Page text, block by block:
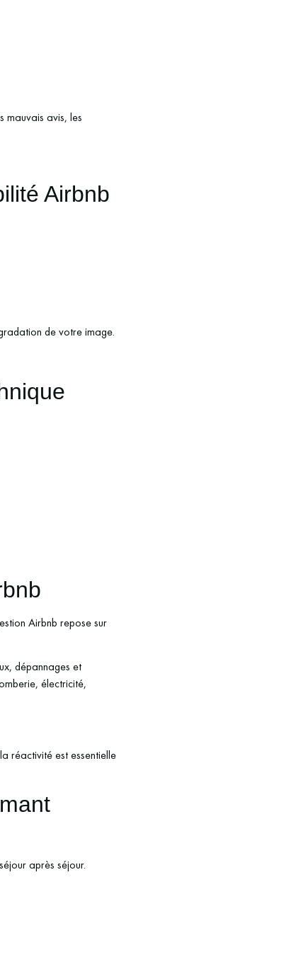
mauvais avis, les
Airbnb
de votre image.
Airbnb repose sur
dépannages et
électricité,
réactivité est essentielle
après séjour.